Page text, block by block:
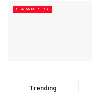
SIARAN PERS
Trending